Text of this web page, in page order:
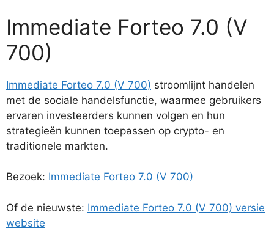
Immediate Forteo 7.0 (V
700)
Immediate Forteo 7.0 (V 700) stroomlijnt handelen
met de sociale handelsfunctie, waarmee gebruikers
ervaren investeerders kunnen volgen en hun
strategieën kunnen toepassen op crypto- en
traditionele markten.
Bezoek: Immediate Forteo 7.0 (V 700)
Of de nieuwste: Immediate Forteo 7.0 (V 700) versie
website